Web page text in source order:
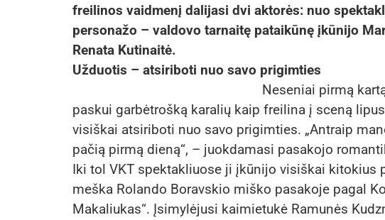
freilinos vaidmenį dalijasi dvi aktorės: nuo
personažo – valdovo tarnaitę pataikūnę įkūnijo
Renata Kutinaitė.
Užduotis – atsiriboti nuo savo prigimties
Neseniai pirmą
paskui garbėtrošką karalių kaip freilina į sceną
visiškai atsiriboti nuo savo prigimties. „Antraip
pačią pirmą dieną“, – juokdamasi pasakojo
Iki tol VKT spektakliuose ji įkūnijo visiškai kitokius
meška Rolando Boravskio miško pasakoje pagal
Makaliukas“. Įsimylėjusi kaimietukė Ramunės